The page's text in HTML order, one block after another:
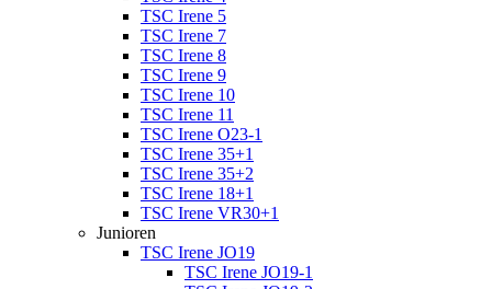
TSC Irene 5
TSC Irene 7
TSC Irene 8
TSC Irene 9
TSC Irene 10
TSC Irene 11
TSC Irene O23-1
TSC Irene 35+1
TSC Irene 35+2
TSC Irene 18+1
TSC Irene VR30+1
Junioren
TSC Irene JO19
TSC Irene JO19-1